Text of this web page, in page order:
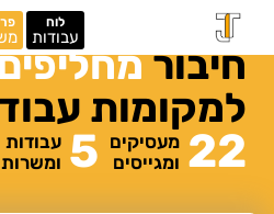
לוח
עבודות
חיבורמחליפי
למקומות
22 מעסיקים
ומגייסים
5 עבודות
ומשרות